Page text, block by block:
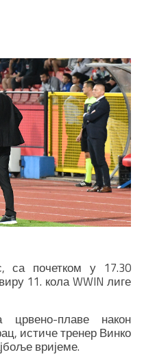
са почетком у 17.30
11. кола WWIN лиге
плаве након
истиче тренер Винко
вријеме.